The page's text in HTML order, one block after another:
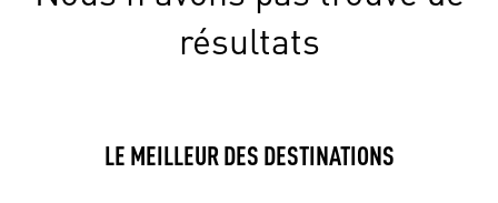
résultats
LE MEILLEUR DES DESTINATIONS